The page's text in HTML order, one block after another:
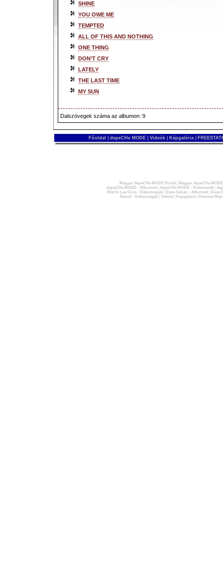
SHINE
YOU OWE ME
TEMPTED
ALL OF THIS AND NOTHING
ONE THING
DON’T CRY
LATELY
THE LAST TIME
MY SUN
Dalszövegek száma az albumon: 9
Főoldal depeCHe MODE Videók Képgaléria
Magyar depeCHe MODE Portál
Magyar depeCHe
depeCHe MODE - Albumok| depeCHe MODE - Kislemezek|
Martin Lee Gore - Dalszövegek| Dave Gahan - Albumok|
Dave
Recoil - Dalszövegek| Videók| Képgaléria| Devotee Map